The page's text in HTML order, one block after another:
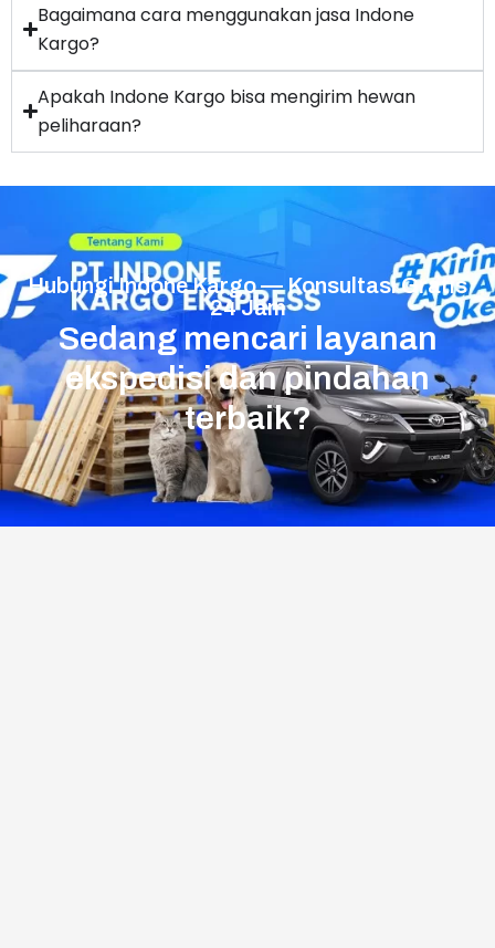
Bagaimana cara menggunakan jasa Indone
Kargo?
Apakah Indone Kargo bisa mengirim hewan
peliharaan?
Hubungi Indone Kargo — Konsultasi Gratis
24 Jam
Sedang mencari layanan
ekspedisi dan pindahan
terbaik?